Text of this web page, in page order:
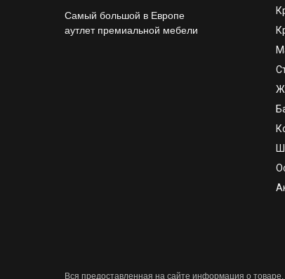
Вся предоставленная на сайте информация о
Самый большой в Европе
аутлет премиальной мебели